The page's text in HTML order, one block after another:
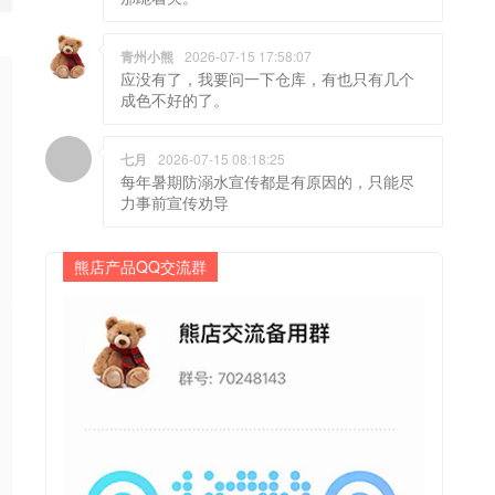
青州小熊 2026-07-15 17:58:07
应没有了，我要问一下仓库，有也只有几个
成色不好的了。
七月 2026-07-15 08:18:25
每年暑期防溺水宣传都是有原因的，只能尽
力事前宣传劝导
熊店产品QQ交流群